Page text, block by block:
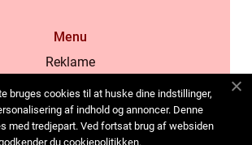
Menu
Reklame
Cookies
Kontakt Oss
bruges cookies til at huske dine indstillinger,
af indhold og annoncer. Denne
med tredjepart. Ved fortsat brug af websiden
du cookiepolitikken.